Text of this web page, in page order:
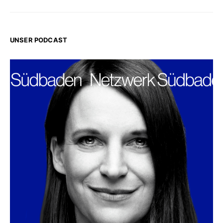
UNSER PODCAST